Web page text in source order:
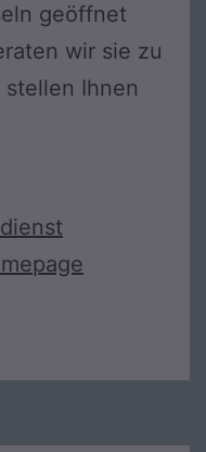
geöffnet
wir sie zu
Ihnen